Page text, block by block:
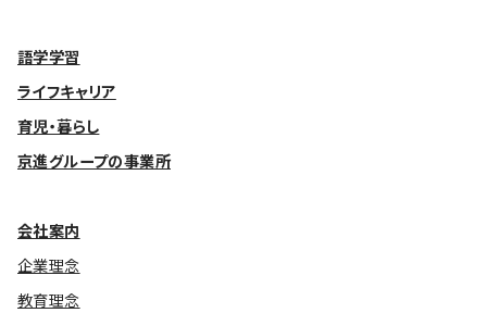
語学学習
ライフキャリア
育児・暮らし
京進グループの事業所
会社案内
企業理念
教育理念